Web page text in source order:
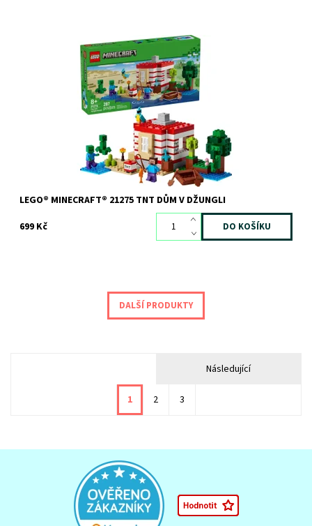
Hluboko v biomu džungle najdete úžasný dům ve tvaru TNT, ve
kterém si můžete odpočinout, rybařit a hrát si s přátelským
papouškem. Ale pozor –...
Skladem2 ks
12468
LEGO® MINECRAFT® 21275 TNT DŮM V DŽUNGLI
699 Kč
DALŠÍ PRODUKTY
Následující
1 2 3